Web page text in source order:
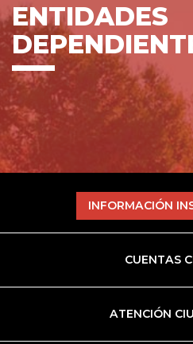
ENTIDADES
INFORMACIÓN
CUENTAS
ATENCIÓN